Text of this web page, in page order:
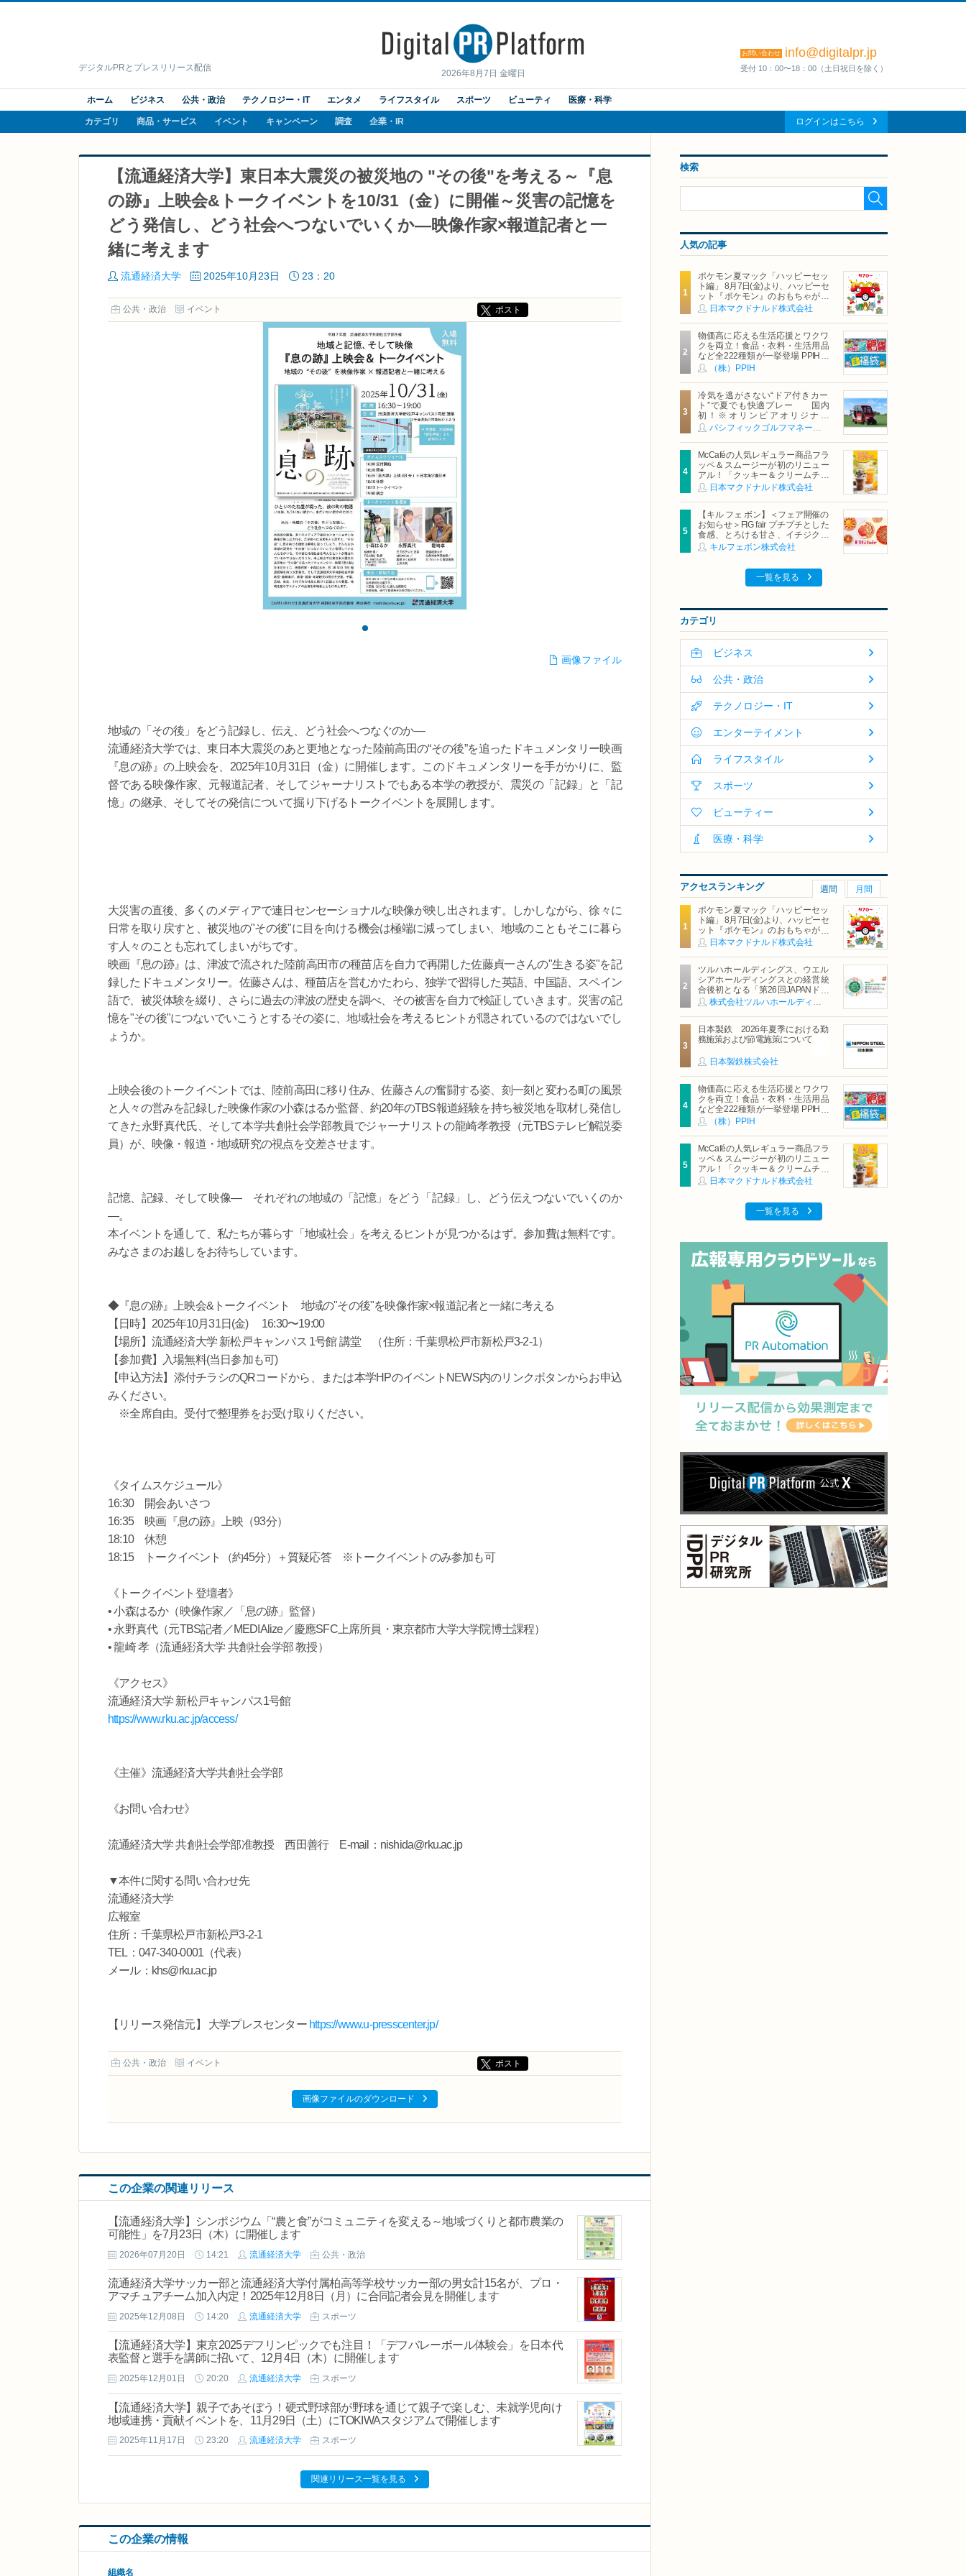
2026年8月7日 金曜日
デジタルPRとプレスリリース配信
お問い合わせ info@digitalpr.jp
受付 10：00〜18：00（土日祝日を除く）
ホーム ビジネス 公共・政治 テクノロジー・IT エンタメ ライフスタイル スポーツ ビューティ 医療・科学
カテゴリ 商品・サービス イベント キャンペーン 調査 企業・IR ログインはこちら
【流通経済大学】東日本大震災の被災地の "その後"を考える～『息
の跡』上映会&トークイベントを10/31（金）に開催～災害の記憶を
どう発信し、どう社会へつないでいくか―映像作家×報道記者と一
緒に考えます
流通経済大学 2025年10月23日 23：20
公共・政治 イベント ポスト
画像ファイル
地域の「その後」をどう記録し、伝え、どう社会へつなぐのか―
流通経済大学では、東日本大震災のあと更地となった陸前高田の“その後”を追ったドキュメンタリー映画
『息の跡』の上映会を、2025年10月31日（金）に開催します。このドキュメンタリーを手がかりに、監
督である映像作家、元報道記者、そしてジャーナリストでもある本学の教授が、震災の「記録」と「記
憶」の継承、そしてその発信について掘り下げるトークイベントを展開します。
大災害の直後、多くのメディアで連日センセーショナルな映像が映し出されます。しかしながら、徐々に
日常を取り戻すと、被災地の"その後"に目を向ける機会は極端に減ってしまい、地域のこともそこに暮ら
す人々のことも忘れてしまいがちです。
映画『息の跡』は、津波で流された陸前高田市の種苗店を自力で再開した佐藤貞一さんの"生きる姿"を記
録したドキュメンタリー。佐藤さんは、種苗店を営むかたわら、独学で習得した英語、中国語、スペイン
語で、被災体験を綴り、さらに過去の津波の歴史を調べ、その被害を自力で検証していきます。災害の記
憶を"その後"につないでいこうとするその姿に、地域社会を考えるヒントが隠されているのではないでし
ょうか。
上映会後のトークイベントでは、陸前高田に移り住み、佐藤さんの奮闘する姿、刻一刻と変わる町の風景
と人々の営みを記録した映像作家の小森はるか監督、約20年のTBS報道経験を持ち被災地を取材し発信し
てきた永野真代氏、そして本学共創社会学部教員でジャーナリストの龍崎孝教授（元TBSテレビ解説委
員）が、映像・報道・地域研究の視点を交差させます。
記憶、記録、そして映像― それぞれの地域の「記憶」をどう「記録」し、どう伝えつないでいくのか
―。
本イベントを通して、私たちが暮らす「地域社会」を考えるヒントが見つかるはず。参加費は無料です。
みなさまのお越しをお待ちしています。
◆『息の跡』上映会&トークイベント 地域の"その後"を映像作家×報道記者と一緒に考える
【日時】2025年10月31日(金) 16:30〜19:00
【場所】流通経済大学 新松戸キャンパス 1号館 講堂 （住所：千葉県松戸市新松戸3-2-1）
【参加費】入場無料(当日参加も可)
【申込方法】添付チラシのQRコードから、または本学HPのイベントNEWS内のリンクボタンからお申込
みください。
※全席自由。受付で整理券をお受け取りください。
《タイムスケジュール》
16:30 開会あいさつ
16:35 映画『息の跡』上映（93分）
18:10 休憩
18:15 トークイベント（約45分）＋質疑応答 ※トークイベントのみ参加も可
《トークイベント登壇者》
• 小森はるか（映像作家／「息の跡」監督）
• 永野真代（元TBS記者／MEDIAlize／慶應SFC上席所員・東京都市大学大学院博士課程）
• 龍崎 孝（流通経済大学 共創社会学部 教授）
《アクセス》
流通経済大学 新松戸キャンパス1号館
https://www.rku.ac.jp/access/
《主催》流通経済大学共創社会学部
《お問い合わせ》
流通経済大学 共創社会学部准教授 西田善行 E-mail：nishida@rku.ac.jp
▼本件に関する問い合わせ先
流通経済大学
広報室
住所：千葉県松戸市新松戸3-2-1
TEL：047-340-0001（代表）
メール：khs@rku.ac.jp
【リリース発信元】 大学プレスセンター https://www.u-presscenter.jp/
公共・政治 イベント ポスト
画像ファイルのダウンロード
この企業の関連リリース
【流通経済大学】シンポジウム「“農と食”がコミュニティを変える～地域づくりと都市農業の
可能性」を7月23日（木）に開催します
2026年07月20日 14:21 流通経済大学 公共・政治
流通経済大学サッカー部と流通経済大学付属柏高等学校サッカー部の男女計15名が、プロ・
アマチュアチーム加入内定！2025年12月8日（月）に合同記者会見を開催します
2025年12月08日 14:20 流通経済大学 スポーツ
【流通経済大学】東京2025デフリンピックでも注目！「デフバレーボール体験会」を日本代
表監督と選手を講師に招いて、12月4日（木）に開催します
2025年12月01日 20:20 流通経済大学 スポーツ
【流通経済大学】親子であそぼう！硬式野球部が野球を通じて親子で楽しむ、未就学児向け
地域連携・貢献イベントを、11月29日（土）にTOKIWAスタジアムで開催します
2025年11月17日 23:20 流通経済大学 スポーツ
関連リリース一覧を見る
この企業の情報
組織名
検索
人気の記事
ポケモン夏マック「ハッピーセッ
ト編」 8月7日(金)より、ハッピーセ
ット『ポケモン』のおもちゃが期
間限定登場
日本マクドナルド株式会社
物価高に応える生活応援とワクワ
クを両立！食品・衣料・生活用品
など全222種類が一挙登場 PPIHグ
ループ「夏福袋」＆セール 8月6日
(木)より順次スタート
（株）PPIH
冷気を逃がさない“ドア付きカー
ト”で夏でも快適プレー 国内
初！※オリンピアオリジナル
「AirCon Cart（エアコンカー
ト）」導入 | ＰＧＭ
McCaféの人気レギュラー商品フラ
ッペ＆スムージーが初のリニュー
アル！「クッキー＆クリームチョ
コフラッペ」「マンゴースムージ
ー」8月5日（水）から販売開始
日本マクドナルド株式会社
【キル フェ ボン】＜フェア開催の
お知らせ＞FIG fair プチプチとした
食感、とろける甘さ、イチジクの
魅力をたっぷりと。新作を含め、
イチジク尽くしの全4種が登場8月
キルフェボン株式会社
一覧を見る
カテゴリ
ビジネス
公共・政治
テクノロジー・IT
エンターテイメント
ライフスタイル
スポーツ
ビューティー
医療・科学
アクセスランキング 週間 月間
ポケモン夏マック「ハッピーセッ
ト編」 8月7日(金)より、ハッピーセ
ット『ポケモン』のおもちゃが期
間限定登場
日本マクドナルド株式会社
ツルハホールディングス、ウエル
シアホールディングスとの経営統
合後初となる「第26回JAPANドラ
ッグストアショー」に出展
株式会社ツルハホールディングス
日本製鉄 2026年夏季における勤
務施策および節電施策について
日本製鉄株式会社
物価高に応える生活応援とワクワ
クを両立！食品・衣料・生活用品
など全222種類が一挙登場 PPIHグ
ループ「夏福袋」＆セール 8月6日
（株）PPIH
McCaféの人気レギュラー商品フラ
ッペ＆スムージーが初のリニュー
アル！「クッキー＆クリームチョ
コフラッペ」「マンゴースムージ
日本マクドナルド株式会社
一覧を見る